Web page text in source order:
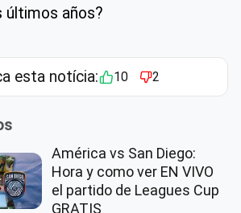
últimos años?
esta notícia: 10 2
América vs San Diego:
Hora y como ver EN VIVO
el partido de Leagues Cup
GRATIS